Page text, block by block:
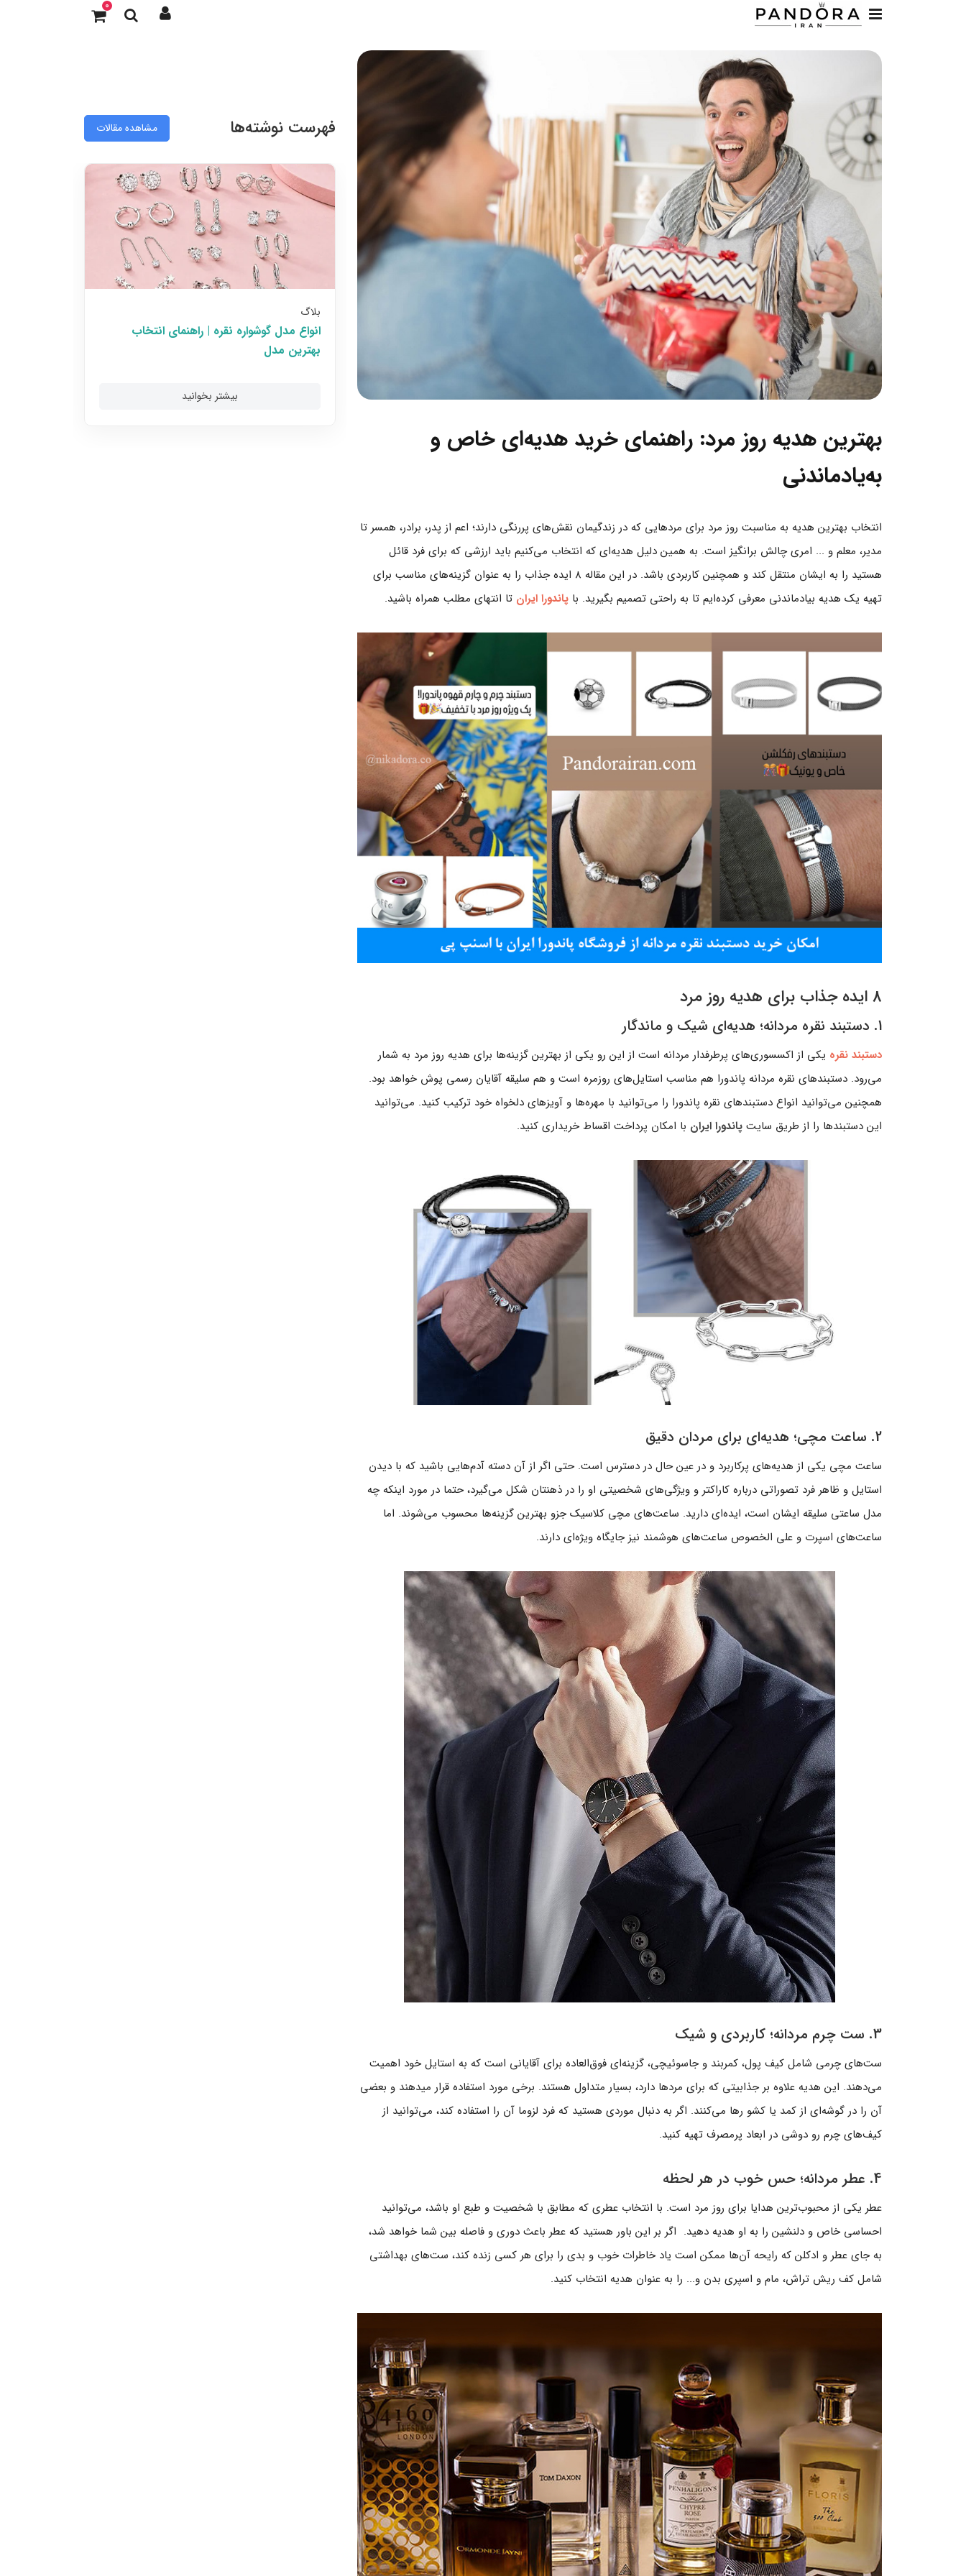
0
بهترین هدیه روز مرد: راهنمای خرید هدیه‌ای خاص و
به‌یادماندنی
انتخاب بهترین هدیه به مناسبت روز مرد برای مردهایی که در زندگیمان نقش‌های پررنگی دارند؛ اعم از پدر، برادر، همسر تا
مدیر، معلم و ... امری چالش برانگیز است. به همین دلیل هدیه‌ای که انتخاب می‌کنیم باید ارزشی که برای فرد قائل
هستید را به ایشان منتقل کند و همچنین کاربردی باشد. در این مقاله 8 ایده جذاب را به عنوان گزینه‌های مناسب برای
تهیه یک هدیه بیادماندنی معرفی کرده‌ایم تا به راحتی تصمیم بگیرید. با پاندورا ایران تا انتهای مطلب همراه باشید.
8 ایده جذاب برای هدیه روز مرد
1. دستبند نقره مردانه؛ هدیه‌ای شیک و ماندگار
دستبند نقره یکی از اکسسوری‌های پرطرفدار مردانه است از این رو یکی از بهترین گزینه‌ها برای هدیه روز مرد به شمار
می‌رود. دستبندهای نقره مردانه پاندورا هم مناسب استایل‌های روزمره است و هم سلیقه آقایان رسمی پوش خواهد بود.
همچنین می‌توانید انواع دستبندهای نقره پاندورا را می‌توانید با مهره‌ها و آویزهای دلخواه خود ترکیب کنید. می‌توانید
این دستبندها را از طریق سایت پاندورا ایران با امکان پرداخت اقساط خریداری کنید.
2. ساعت مچی؛ هدیه‌ای برای مردان دقیق
ساعت مچی یکی از هدیه‌های پرکاربرد و در عین حال در دسترس است. حتی اگر از آن دسته آدم‌هایی باشید که با دیدن
استایل و ظاهر فرد تصوراتی درباره کاراکتر و ویژگی‌های شخصیتی او را در ذهنتان شکل می‌گیرد، حتما در مورد اینکه چه
مدل ساعتی سلیقه ایشان است، ایده‌ای دارید. ساعت‌های مچی کلاسیک جزو بهترین گزینه‌ها محسوب می‌شوند. اما
ساعت‌های اسپرت و علی الخصوص ساعت‌‌های هوشمند نیز جایگاه ویژه‌ای دارند.
3. ست چرم مردانه؛ کاربردی و شیک
ست‌های چرمی شامل کیف پول، کمربند و جاسوئیچی، گزینه‌ای فوق‌العاده برای آقایانی است که به استایل خود اهمیت
می‌دهند. این هدیه علاوه بر جذابیتی که برای مردها دارد، بسیار متداول هستند. برخی مورد استفاده قرار می‎دهند و بعضی
آن را در گوشه‌ای از کمد یا کشو رها می‌کنند. اگر به دنبال موردی هستید که فرد لزوما آن را استفاده کند، می‌توانید از
کیف‌های چرم رو دوشی در ابعاد پرمصرف تهیه کنید.
4. عطر مردانه؛ حس خوب در هر لحظه
عطر یکی از محبوب‌ترین هدایا برای روز مرد است. با انتخاب عطری که مطابق با شخصیت و طبع او باشد، می‌توانید
احساسی خاص و دلنشین را به او هدیه دهید. اگر بر این باور هستید که عطر باعث دوری و فاصله بین شما خواهد شد،
به جای عطر و ادکلن که رایحه آن‌ها ممکن است یاد خاطرات خوب و بدی را برای هر کسی زنده کند، ست‌های بهداشتی
شامل کف ریش تراش، مام و اسپری بدن و... را به عنوان هدیه انتخاب کنید.
فهرست نوشته‌ها مشاهده مقالات
بلاگ
تمیز کردن نقره پاندورا در خانه؛ روش رسمی و
بیشتر بخوانید
بلاگ
انواع مدل گوشواره نقره | راهنمای انتخاب
بهترین مدل
بیشتر بخوانید